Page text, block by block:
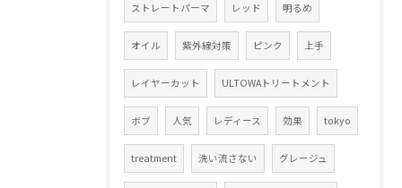
ストレートパーマ レッド 明るめ
オイル 紫外線対策 ピンク 上手
レイヤーカット ULTOWAトリートメント
ボブ 人気 レディース 効果 tokyo
treatment 洗い流さない グレージュ